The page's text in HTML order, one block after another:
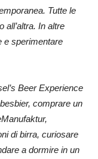
Tutte le
all’altra. In altre
e sperimentare
Beer Experience
comprare un
di birra, curiosare
a dormire in un